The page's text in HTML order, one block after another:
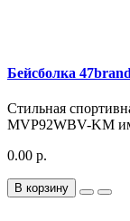
Бейсболка
Стильная
MVP92WBV-KM
0.00 р.
В корзину